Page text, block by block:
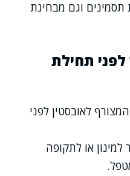
וגם מבחינת
תחילת
לאובסטין לפני
או לתקופה